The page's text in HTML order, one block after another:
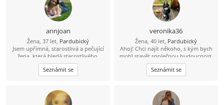
annjoan
Žena, 37 let, Pardubický
Jsem upřímná, starostlivá a pečující
žena, která hledá starostlivého,
upřímného a chápavého muže. Jsem
hezká, klidná a pohodová, mám
ráda přírodu a ráda se dívám na
na výlet s tím pravým mužem.
Seznámit se
veronika36
Žena, 40 let, Pardubický
Ahoj! Chci najít někoho, s kým bych
mohl stavět společnou budoucnost.
Pošli mi svůj е-mаil – je to snadné a
zdarma. Těším se na tvou zprávu!
Seznámit se